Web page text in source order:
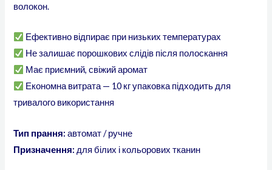
волокон.
Ефективно відпирає при низьких температурах
Не залишає порошкових слідів після полоскання
Має приємний, свіжий аромат
Економна витрата — 10 кг упаковка підходить для
тривалого використання
Тип прання: автомат / ручне
Призначення: для білих і кольорових тканин